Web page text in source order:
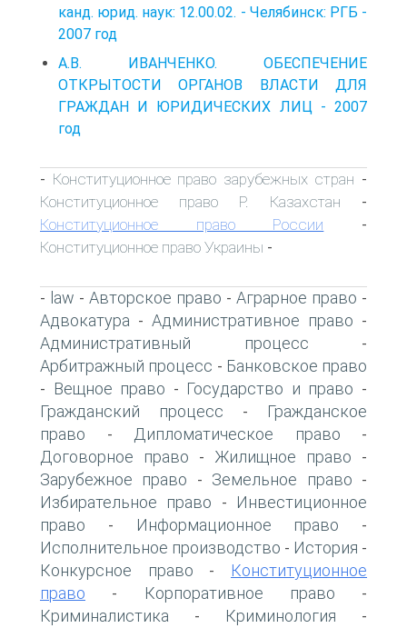
канд. юрид. наук: 12.00.02. - Челябинск: РГБ -
2007 год
А.В. ИВАНЧЕНКО. ОБЕСПЕЧЕНИЕ
ОТКРЫТОСТИ ОРГАНОВ ВЛАСТИ ДЛЯ
ГРАЖДАН И ЮРИДИЧЕСКИХ ЛИЦ - 2007
год
- Конституционное право зарубежных стран -
Конституционное право Р. Казахстан -
Конституционное право России -
Конституционное право Украины -
- law - Авторское право - Аграрное право -
Адвокатура - Административное право -
Административный процесс -
Арбитражный процесс - Банковское право
- Вещное право - Государство и право -
Гражданский процесс -
Гражданское
право - Дипломатическое право -
Договорное право - Жилищное право -
Зарубежное право - Земельное право -
Избирательное право -
Инвестиционное
право - Информационное право -
Исполнительное производство - История -
Конкурсное право -
Конституционное
право - Корпоративное право -
Криминалистика - Криминология -